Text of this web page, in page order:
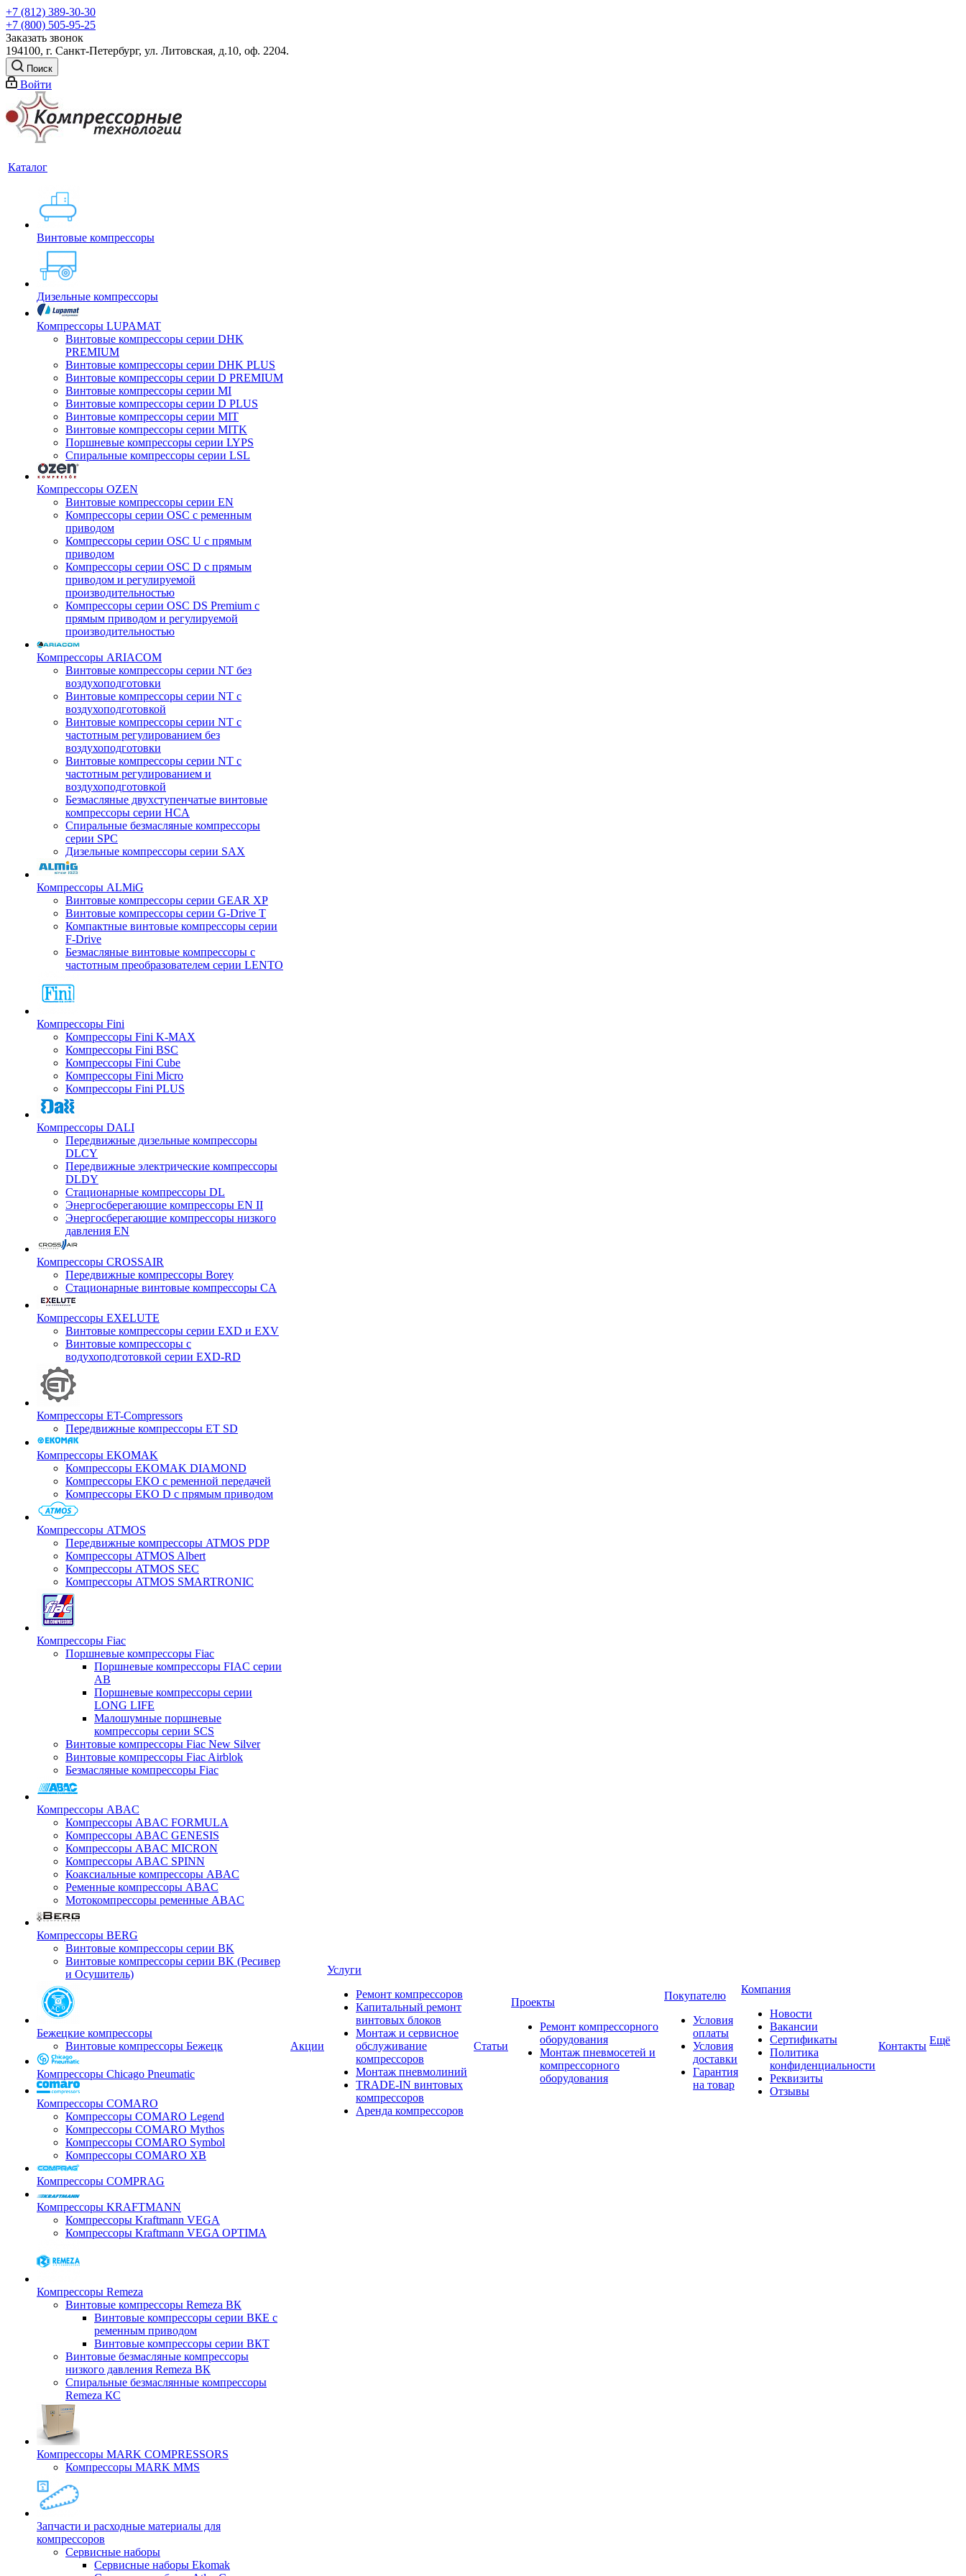
+7 (812) 389-30-30
+7 (800) 505-95-25
Заказать звонок
194100, г. Санкт-Петербург, ул. Литовская, д.10, оф. 2204.
Поиск
Войти
Каталог
Винтовые компрессоры
Дизельные компрессоры
Компрессоры LUPAMAT
Винтовые компрессоры серии DHK
PREMIUM
Винтовые компрессоры серии DHK PLUS
Винтовые компрессоры серии D PREMIUM
Винтовые компрессоры серии MI
Винтовые компрессоры серии D PLUS
Винтовые компрессоры серии MIT
Винтовые компрессоры серии MITK
Поршневые компрессоры серии LYPS
Спиральные компрессоры серии LSL
Компрессоры OZEN
Винтовые компрессоры серии EN
Компрессоры серии OSC с ременным
приводом
Компрессоры серии OSC U с прямым
приводом
Компрессоры серии OSC D с прямым
приводом и регулируемой
производительностью
Компрессоры серии OSC DS Premium с
прямым приводом и регулируемой
производительностью
Компрессоры ARIACOM
Винтовые компрессоры серии NT без
воздухоподготовки
Винтовые компрессоры серии NT c
воздухоподготовкой
Винтовые компрессоры серии NT с
частотным регулированием без
воздухоподготовки
Винтовые компрессоры серии NT с
частотным регулированием и
воздухоподготовкой
Безмасляные двухступенчатые винтовые
компрессоры серии HCA
Спиральные безмасляные компрессоры
серии SPC
Дизельные компрессоры серии SAX
Компрессоры ALMiG
Винтовые компрессоры серии GEAR XP
Винтовые компрессоры серии G-Drive T
Компактные винтовые компрессоры серии
F-Drive
Безмасляные винтовые компрессоры с
частотным преобразователем серии LENTO
Компрессоры Fini
Компрессоры Fini K-MAX
Компрессоры Fini BSC
Компрессоры Fini Cube
Компрессоры Fini Micro
Компрессоры Fini PLUS
Компрессоры DALI
Передвижные дизельные компрессоры
DLCY
Передвижные электрические компрессоры
DLDY
Стационарные компрессоры DL
Энергосберегающие компрессоры EN II
Энергосберегающие компрессоры низкого
давления EN
Компрессоры CROSSAIR
Передвижные компрессоры Borey
Стационарные винтовые компрессоры CA
Компрессоры EXELUTE
Винтовые компрессоры серии EXD и EXV
Винтовые компрессоры с
водухоподготовкой серии EXD-RD
Компрессоры ET-Compressors
Передвижные компрессоры ET SD
Компрессоры EKOMAK
Компрессоры EKOMAK DIAMOND
Компрессоры EKO c ременной передачей
Компрессоры EKO D с прямым приводом
Компрессоры ATMOS
Передвижные компрессоры ATMOS PDP
Компрессоры ATMOS Albert
Компрессоры ATMOS SEC
Компрессоры ATMOS SMARTRONIC
Компрессоры Fiac
Поршневые компрессоры Fiac
Поршневые компрессоры FIAC серии
AB
Поршневые компрессоры серии
LONG LIFE
Малошумные поршневые
компрессоры серии SCS
Винтовые компрессоры Fiac New Silver
Винтовые компрессоры Fiac Airblok
Безмасляные компрессоры Fiac
Компрессоры ABAC
Компрессоры ABAC FORMULA
Компрессоры ABAC GENESIS
Компрессоры ABAC MICRON
Компрессоры ABAC SPINN
Коаксиальные компрессоры ABAC
Ременные компрессоры ABAC
Мотокомпрессоры ременные ABAC
Компрессоры BERG
Винтовые компрессоры серии BK
Винтовые компрессоры серии BK (Ресивер
и Осушитель)
Бежецкие компрессоры
Винтовые компрессоры Бежецк
Компрессоры Chicago Pneumatic
Компрессоры COMARO
Компрессоры COMARO Legend
Компрессоры COMARO Mythos
Компрессоры COMARO Symbol
Компрессоры COMARO XB
Компрессоры COMPRAG
Компрессоры KRAFTMANN
Компрессоры Kraftmann VEGA
Компрессоры Kraftmann VEGA OPTIMA
Компрессоры Remeza
Винтовые компрессоры Remeza ВК
Винтовые компрессоры серии ВКЕ с
ременным приводом
Винтовые компрессоры серии ВКТ
Винтовые безмасляные компрессоры
низкого давления Remeza ВК
Спиральные безмаслянные компрессоры
Remeza КС
Компрессоры MARK COMPRESSORS
Компрессоры MARK MMS
Запчасти и расходные материалы для
компрессоров
Cервисные наборы
Сервисные наборы Ekomak
Акции
Услуги
Ремонт компрессоров
Капитальный ремонт
винтовых блоков
Монтаж и сервисное
обслуживание
компрессоров
Монтаж пневмолиний
TRADE-IN винтовых
компрессоров
Аренда компрессоров
Статьи
Проекты
Ремонт компрессорного
оборудования
Монтаж пневмосетей и
компрессорного
оборудования
Покупателю
Условия
оплаты
Условия
доставки
Гарантия
на товар
Компания
Новости
Вакансии
Сертификаты
Политика
конфиденциальности
Реквизиты
Отзывы
Контакты Ещё